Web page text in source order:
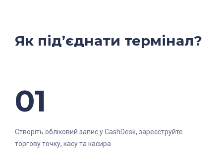
Як під’єднати термінал?
01
Створіть обліковий запис у CashDesk, зареєструйте
торгову точку, касу та касира